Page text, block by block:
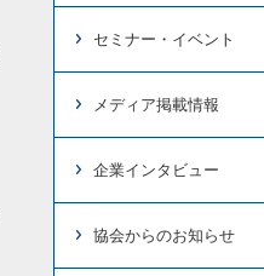
セミナー・イベント
メディア掲載情報
企業インタビュー
協会からのお知らせ